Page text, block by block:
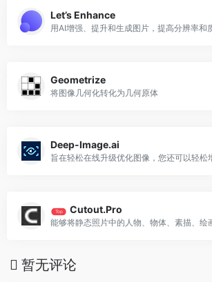
Let’s Enhance
用AI增强、提升和生成图片，提高分辨率和
Geometrize
将图像几何化转化为几何原体
Deep-Image.ai
Top Cutout.Pro
暂无评论